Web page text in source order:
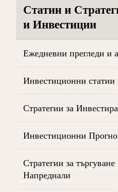
Статии и
и Инвестиции
Ежедневни прегледи и
Инвестиционни статии
Стратегии за
Инвестиционни
Стратегии за
Напреднали